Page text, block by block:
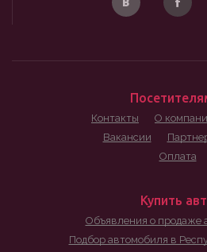
Контакты О
Вакансии
Оплата
Купить
Объявления о продаже
Подбор автомобиля в